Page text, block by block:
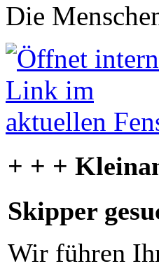
Die
+ + +
Skipper
Wir führen